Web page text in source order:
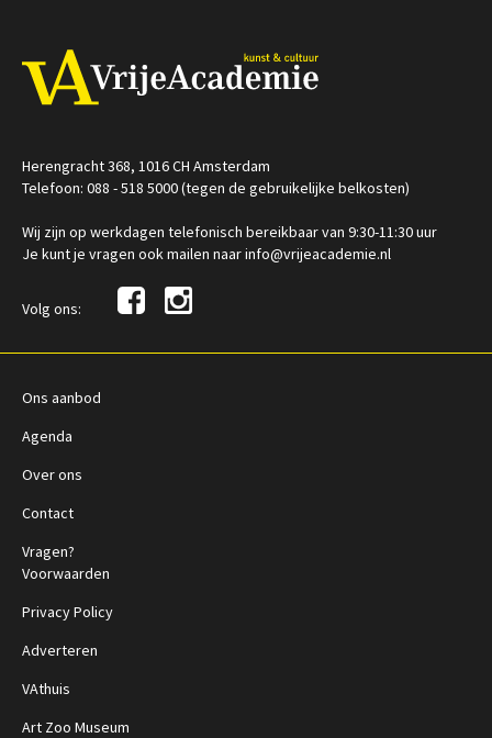
Herengracht 368, 1016 CH Amsterdam
Telefoon: 088 - 518 5000 (tegen de gebruikelijke belkosten)
Wij zijn op werkdagen telefonisch bereikbaar van 9:30-11:30 uur
Je kunt je vragen ook mailen naar info@vrijeacademie.nl
Volg ons:
Ons aanbod
Agenda
Over ons
Contact
Vragen?
Voorwaarden
Privacy Policy
Adverteren
VAthuis
Art Zoo Museum